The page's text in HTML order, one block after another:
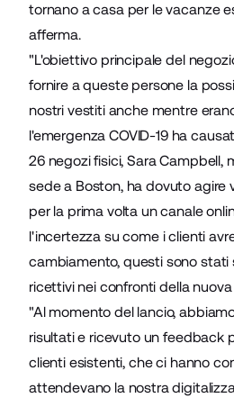
tornano a casa per le vacanze
afferma.
"L'obiettivo principale del
fornire a queste persone la
nostri vestiti anche mentre
l'emergenza COVID-19 ha
26 negozi fisici, Sara Campbell,
sede a Boston, ha dovuto agire
per la prima volta un canale
l'incertezza su come i clienti
cambiamento, questi sono
ricettivi nei confronti della
"Al momento del lancio,
risultati e ricevuto un feedback
clienti esistenti, che ci hanno
attendevano la nostra